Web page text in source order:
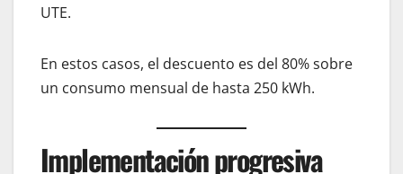
UTE.
En estos casos, el descuento es del 80% sobre
un consumo mensual de hasta 250 kWh.
Implementación progresiva